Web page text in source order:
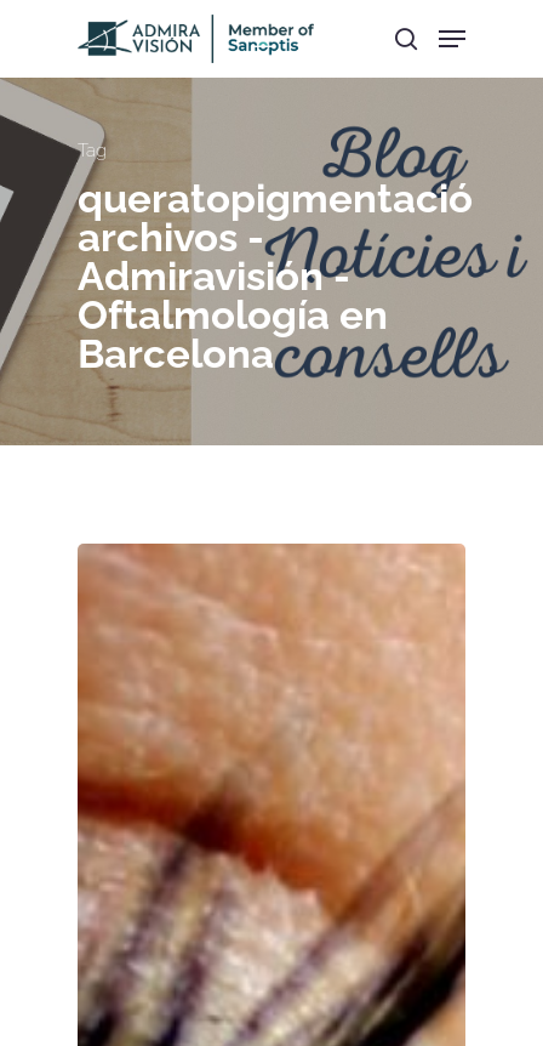
Hit enter to search or ESC to close
Tag
queratopigmentació
archivos -
Admiravisión -
Oftalmología en
Barcelona